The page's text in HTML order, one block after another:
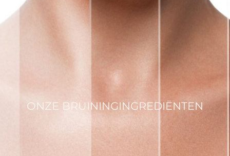
ONZE BRUININGINGREDIËNTEN